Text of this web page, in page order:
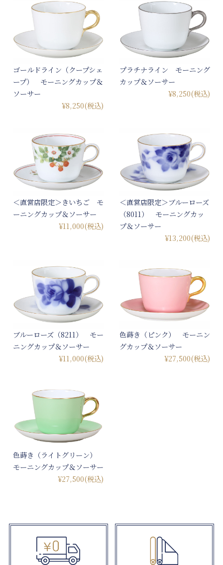
ゴールドライン（クープシェ
ープ） モーニングカップ＆
ソーサー
¥8,250(税込)
プラチナライン モーニング
カップ＆ソーサー
¥8,250(税込)
＜直営店限定＞きいちご モ
ーニングカップ＆ソーサー
¥11,000(税込)
＜直営店限定＞ブルーローズ
（8011） モーニングカッ
プ＆ソーサー
¥13,200(税込)
ブルーローズ（8211） モー
ニングカップ＆ソーサー
¥11,000(税込)
色蒔き（ピンク） モーニン
グカップ＆ソーサー
¥27,500(税込)
色蒔き（ライトグリーン）
モーニングカップ＆ソーサー
¥27,500(税込)